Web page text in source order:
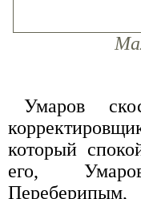
Умаров
который
его,